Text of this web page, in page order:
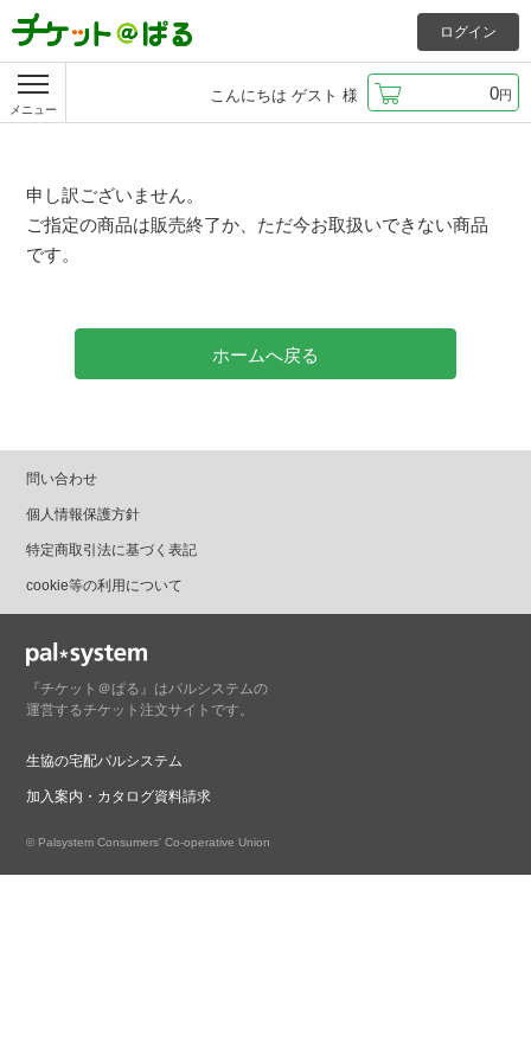
メニュー
こんにちは ゲスト 様 0円
ログイン
申し訳ございません。
ご指定の商品は販売終了か、ただ今お取扱いできない商品
です。
ホームへ戻る
問い合わせ
個人情報保護方針
特定商取引法に基づく表記
cookie等の利用について
『チケット＠ぱる』はパルシステムの
運営するチケット注文サイトです。
生協の宅配パルシステム
加入案内・カタログ資料請求
© Palsystem Consumers' Co-operative Union